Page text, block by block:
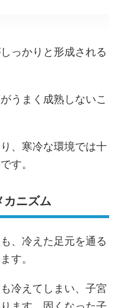
っかりと形成される
うまく成熟しないこ
、寒冷な環境では十
す。
カニズム
、冷えた足元を通る
す。
冷えてしまい、子宮